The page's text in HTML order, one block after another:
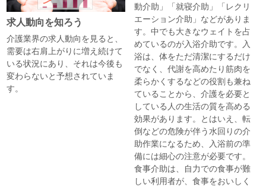
動介助」「就寝介助」「レクリ
エーション介助」などがありま
す。中でも大きなウェイトを占
めているのが入浴介助です。入
浴は、体をただ清潔にするだけ
でなく、代謝を高めたり筋肉を
柔らかくするなどの役割も兼ね
ていることから、介護を必要と
している人の生活の質を高める
効果があります。とはいえ、転
倒などの危険が伴う水回りの介
助作業になるため、入浴前の準
備には細心の注意が必要です。
食事介助は、自力での食事が難
しい利用者が、食事をおいしく
求人動向を知ろう
介護業界の求人動向を見ると、
需要は右肩上がりに増え続けて
いる状況にあり、それは今後も
変わらないと予想されていま
す。